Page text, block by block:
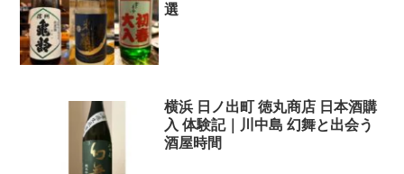
選
横浜 日ノ出町 徳丸商店 日本酒購
入 体験記｜川中島 幻舞と出会う
酒屋時間